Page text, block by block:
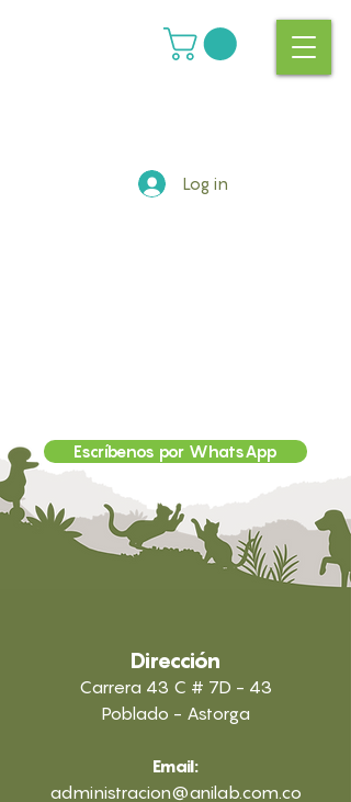
Log in
Escríbenos por WhatsApp
Dirección
Carrera 43 C # 7D - 43
Poblado - Astorga
Email:
administracion@anilab.com.co